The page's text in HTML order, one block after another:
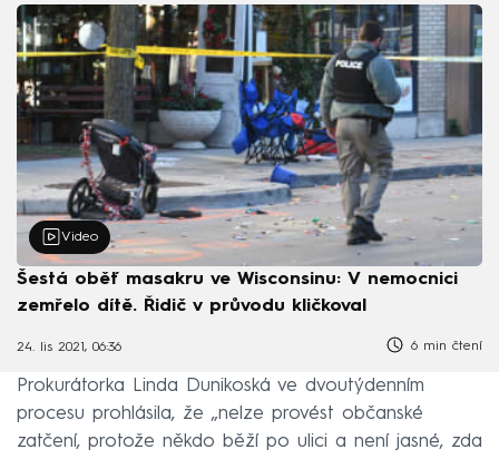
Video
Šestá oběť masakru ve Wisconsinu: V nemocnici
zemřelo dítě. Řidič v průvodu kličkoval
24. lis 2021, 06:36 6 min čtení
Prokurátorka Linda Dunikoská ve dvoutýdenním
procesu prohlásila, že „nelze provést občanské
zatčení, protože někdo běží po ulici a není jasné, zda